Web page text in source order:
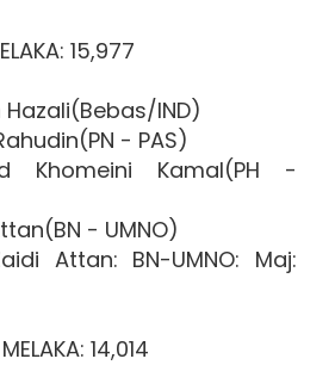
15,977
Hazali(Bebas/IND)
- PAS)
Khomeini Kamal(PH -
- UMNO)
Attan: BN-UMNO: Maj:
14,014